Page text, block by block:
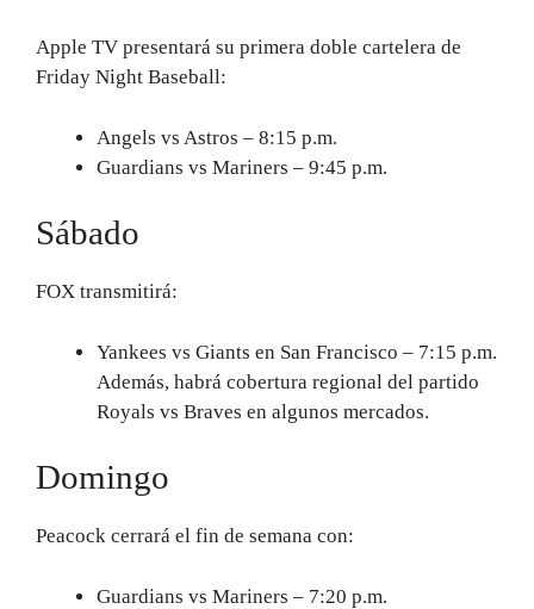
Apple TV presentará su primera doble cartelera de
Friday Night Baseball:
Angels vs Astros – 8:15 p.m.
Guardians vs Mariners – 9:45 p.m.
Sábado
FOX transmitirá:
Yankees vs Giants en San Francisco – 7:15 p.m.
Además, habrá cobertura regional del partido
Royals vs Braves en algunos mercados.
Domingo
Peacock cerrará el fin de semana con:
Guardians vs Mariners – 7:20 p.m.